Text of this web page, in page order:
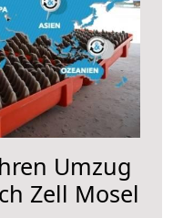
Umzug
Zell Mosel